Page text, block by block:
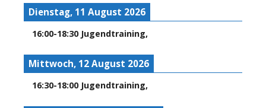
Dienstag, 11 August 2026
16:00-18:30 Jugendtraining,
Mittwoch, 12 August 2026
16:30-18:00 Jugendtraining,